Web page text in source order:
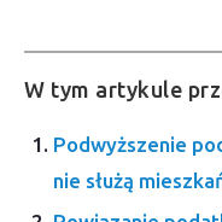
W tym artykule
Podwyższenie
nie służą